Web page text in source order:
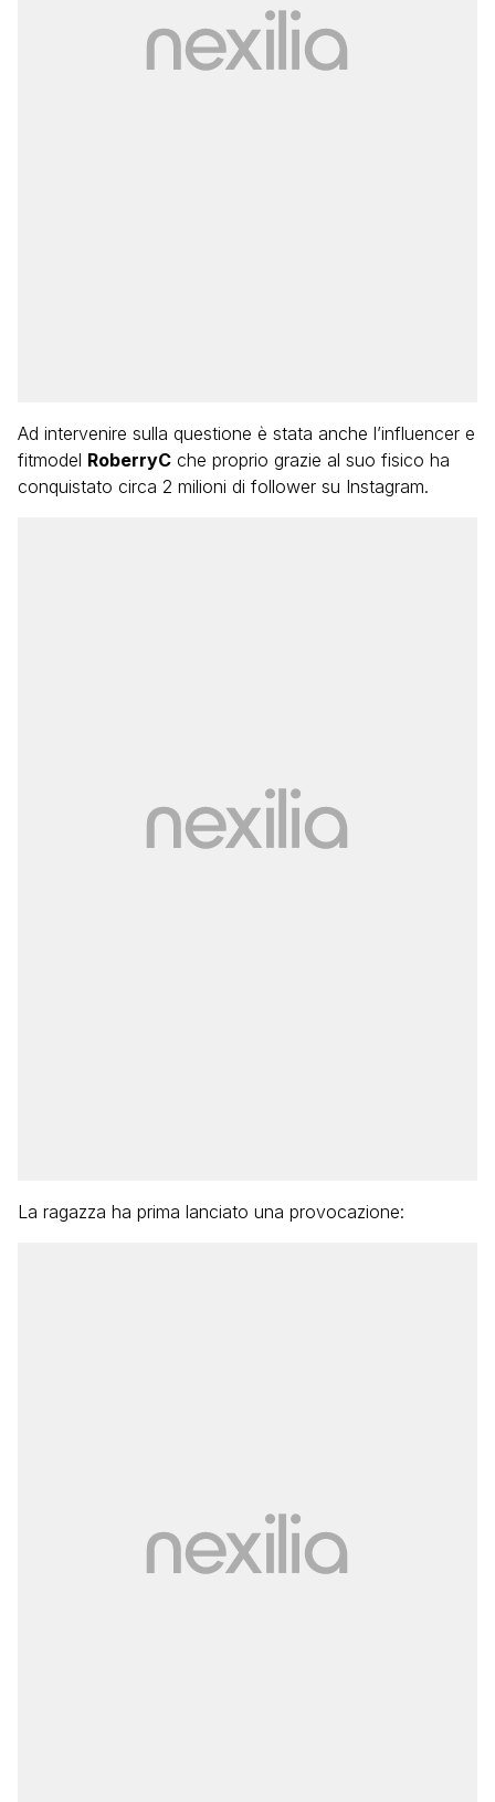
Ad intervenire sulla questione è stata anche l’influencer e
fitmodel RoberryC che proprio grazie al suo fisico ha
conquistato circa 2 milioni di follower su Instagram.
La ragazza ha prima lanciato una provocazione: